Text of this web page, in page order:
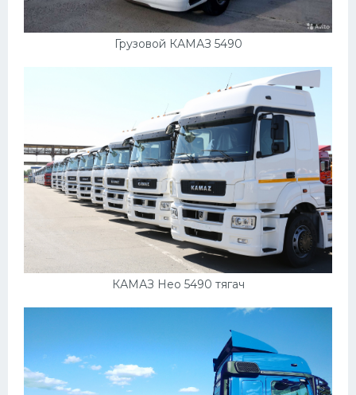
Грузовой КАМАЗ 5490
КАМАЗ Нео 5490 тягач